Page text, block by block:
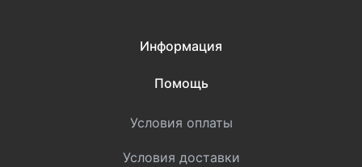
Информация
Помощь
Условия оплаты
Условия доставки